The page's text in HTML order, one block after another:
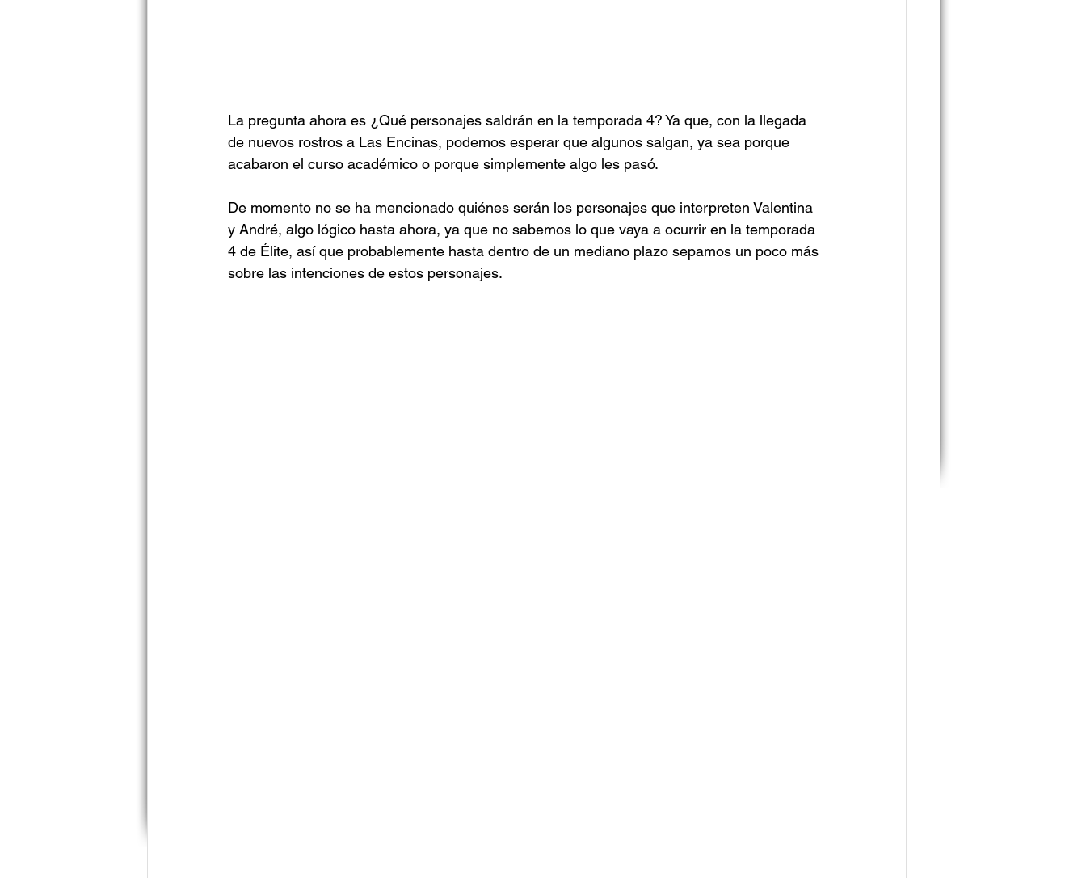
La pregunta ahora es ¿Qué personajes saldrán en la temporada 4? Ya que, con la llegada
de nuevos rostros a Las Encinas, podemos esperar que algunos salgan, ya sea porque
acabaron el curso académico o porque simplemente algo les pasó.
De momento no se ha mencionado quiénes serán los personajes que interpreten Valentina
y André, algo lógico hasta ahora, ya que no sabemos lo que vaya a ocurrir en la temporada
4 de Élite, así que probablemente hasta dentro de un mediano plazo sepamos un poco más
sobre las intenciones de estos personajes.